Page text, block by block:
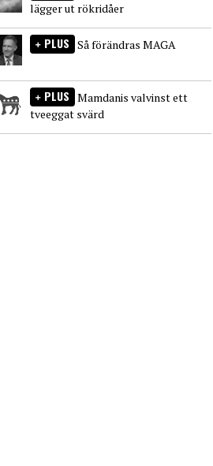
lägger ut rökridåer
PLUS Så förändras MAGA
PLUS Mamdanis valvinst ett
tveeggat svärd